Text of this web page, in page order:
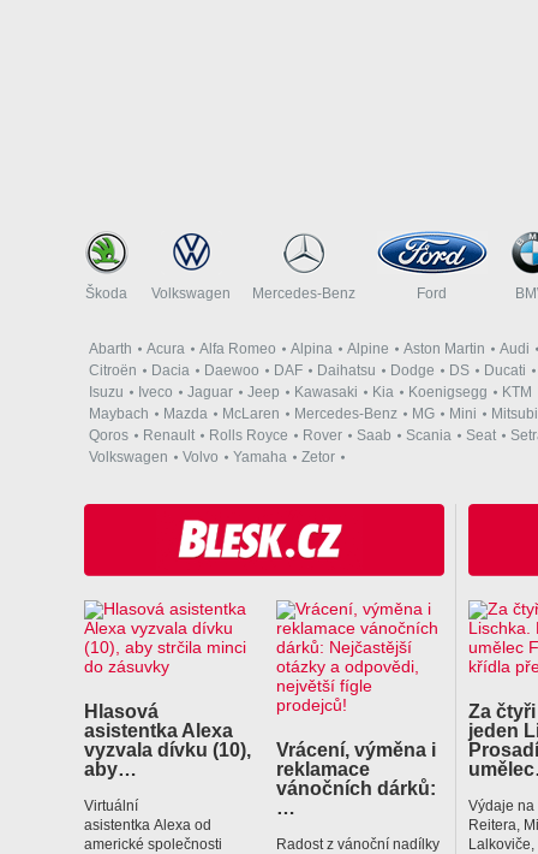
Škoda Volkswagen Mercedes-Benz Ford
Abarth Acura Alfa Romeo Alpina Alpine Aston Martin
Audi
Citroën
Dacia Daewoo DAF Daihatsu Dodge DS
Ducati
Isuzu
Iveco Jaguar Jeep Kawasaki Kia Koenigsegg
KTM
Maybach
Mazda McLaren Mercedes-Benz MG Mini
Qoros
Renault Rolls Royce Rover Saab Scania Seat
Volkswagen
Volvo Yamaha Zetor
Hlasová
asistentka Alexa
vyzvala dívku (10),
aby…
Virtuální
asistentka Alexa od
americké společnosti
Vrácení, výměna i
reklamace
vánočních dárků:
…
Radost z vánoční nadílky
Za
jeden
Výdaje na
Reitera,